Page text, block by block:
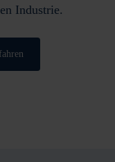
Industrie.